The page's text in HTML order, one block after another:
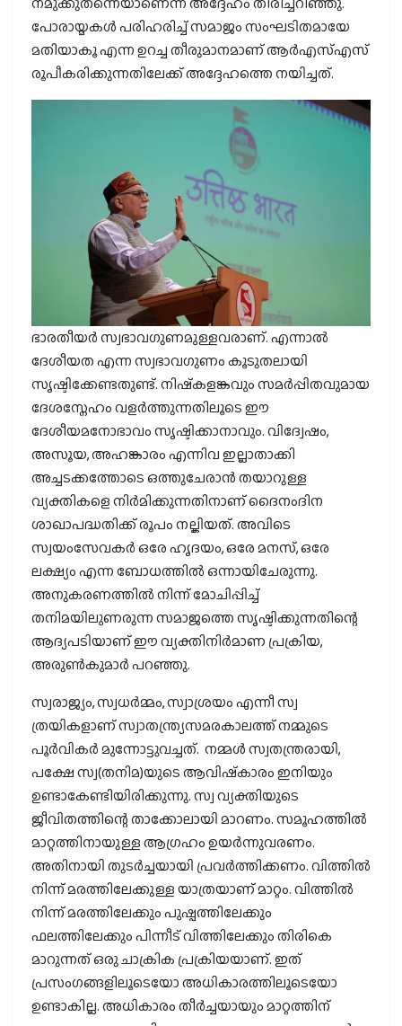
പോരായ്മകള്‍ പരിഹരിച്ച് സമാജം സംഘടിതമായേ
മതിയാകൂ എന്ന ഉറച്ച തീരുമാനമാണ് ആര്‍എസ്എസ്
രൂപീകരിക്കുന്നതിലേക്ക് അദ്ദേഹത്തെ നയിച്ചത്.
ഭാരതീയര്‍ സ്വഭാവഗുണമുള്ളവരാണ്. എന്നാല്‍
ദേശീയത എന്ന സ്വഭാവഗുണം കൂടുതലായി
സൃഷ്ടിക്കേണ്ടതുണ്ട്. നിഷ്‌കളങ്കവും സമര്‍പ്പിതവുമായ
ദേശസ്നേഹം വളര്‍ത്തുന്നതിലൂടെ ഈ
ദേശീയമനോഭാവം സൃഷ്ടിക്കാനാവും. വിദ്വേഷം,
അസൂയ, അഹങ്കാരം എന്നിവ ഇല്ലാതാക്കി
അച്ചടക്കത്തോടെ ഒത്തുചേരാന്‍ തയാറുള്ള
വ്യക്തികളെ നിര്‍മിക്കുന്നതിനാണ് ദൈനംദിന
ശാഖാപദ്ധതിക്ക് രൂപം നല്കിയത്. അവിടെ
സ്വയംസേവകര്‍ ഒരേ ഹൃദയം, ഒരേ മനസ്, ഒരേ
ലക്ഷ്യം എന്ന ബോധത്തില്‍ ഒന്നായിചേരുന്നു.
അനുകരണത്തില്‍ നിന്ന് മോചിപ്പിച്ച്
തനിമയിലുണരുന്ന സമാജത്തെ സൃഷ്ടിക്കുന്നതിന്റെ
ആദ്യപടിയാണ് ഈ വ്യക്തിനിര്‍മാണ പ്രക്രിയ,
അരുണ്‍കുമാര്‍ പറഞ്ഞു.
സ്വരാജ്യം, സ്വധര്‍മ്മം, സ്വാശ്രയം എന്നീ സ്വ
ത്രയികളാണ് സ്വാതന്ത്ര്യസമരകാലത്ത് നമ്മുടെ
പൂര്‍വികര്‍ മുന്നോട്ടുവച്ചത്. നമ്മള്‍ സ്വതന്ത്രരായി,
പക്ഷേ സ്വ(തനിമ)യുടെ ആവിഷ്‌കാരം ഇനിയും
ഉണ്ടാകേണ്ടിയിരിക്കുന്നു. സ്വ വ്യക്തിയുടെ
ജീവിതത്തിന്റെ താക്കോലായി മാറണം. സമൂഹത്തില്‍
മാറ്റത്തിനായുള്ള ആഗ്രഹം ഉയര്‍ന്നുവരണം.
അതിനായി തുടര്‍ച്ചയായി പ്രവര്‍ത്തിക്കണം. വിത്തില്‍
നിന്ന് മരത്തിലേക്കുള്ള യാത്രയാണ് മാറ്റം. വിത്തില്‍
നിന്ന് മരത്തിലേക്കും പുഷ്പത്തിലേക്കും
ഫലത്തിലേക്കും പിന്നീട് വിത്തിലേക്കും തിരികെ
മാറുന്നത് ഒരു ചാക്രിക പ്രക്രിയയാണ്. ഇത്
പ്രസംഗങ്ങളിലൂടെയോ അധികാരത്തിലൂടെയോ
ഉണ്ടാകില്ല. അധികാരം തീര്‍ച്ചയായും മാറ്റത്തിന്